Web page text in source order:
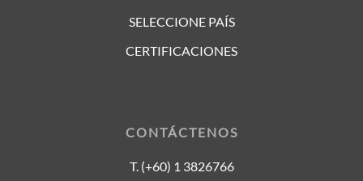
SELECCIONE PAÍS
CERTIFICACIONES
CONTÁCTENOS
T. (+60) 1 3826766